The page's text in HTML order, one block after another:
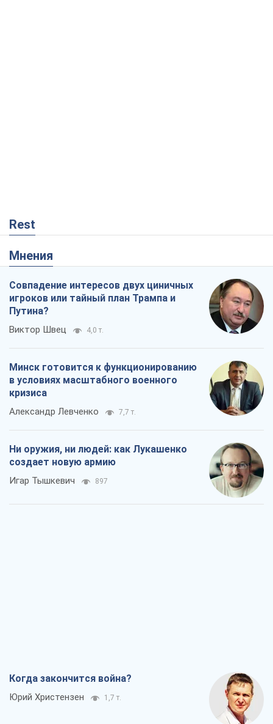
Rest
Мнения
Совпадение интересов двух циничных
игроков или тайный план Трампа и
Путина?
Виктор Швец 4,0 т.
Минск готовится к функционированию
в условиях масштабного военного
кризиса
Александр Левченко 7,7 т.
Ни оружия, ни людей: как Лукашенко
создает новую армию
Игар Тышкевич 897
Когда закончится война?
Юрий Христензен 1,7 т.